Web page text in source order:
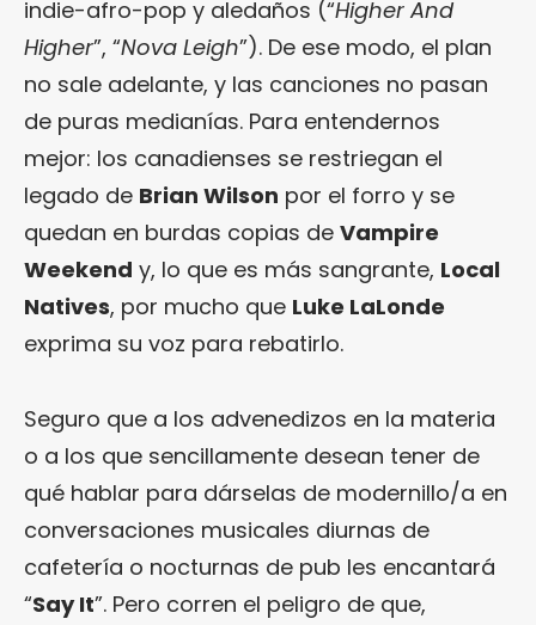
indie-afro-pop y aledaños (“Higher And
Higher”, “Nova Leigh”). De ese modo, el plan
no sale adelante, y las canciones no pasan
de puras medianías. Para entendernos
mejor: los canadienses se restriegan el
legado de Brian Wilson por el forro y se
quedan en burdas copias de Vampire
Weekend y, lo que es más sangrante, Local
Natives, por mucho que Luke LaLonde
exprima su voz para rebatirlo.
Seguro que a los advenedizos en la materia
o a los que sencillamente desean tener de
qué hablar para dárselas de modernillo/a en
conversaciones musicales diurnas de
cafetería o nocturnas de pub les encantará
“Say It”. Pero corren el peligro de que,